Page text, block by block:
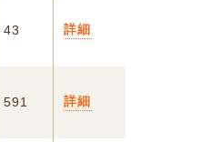
43 詳細
591 詳細